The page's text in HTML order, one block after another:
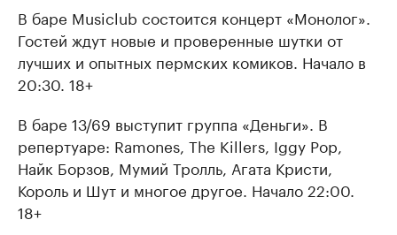
В баре Musiclub состоится концерт «Монолог».
Гостей ждут новые и проверенные шутки от
лучших и опытных пермских комиков. Начало в
20:30. 18+
В баре 13/69 выступит группа «Деньги». В
репертуаре: Ramones, The Killers, Iggy Pop,
Найк Борзов, Мумий Тролль, Агата Кристи,
Король и Шут и многое другое. Начало 22:00.
18+